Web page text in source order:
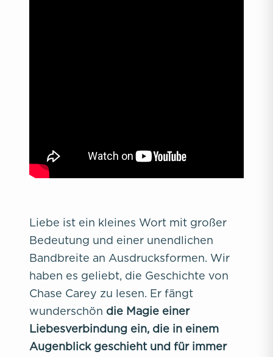
Liebe ist ein kleines Wort mit großer
Bedeutung und einer unendlichen
Bandbreite an Ausdrucksformen. Wir
haben es geliebt, die Geschichte von
Chase Carey zu lesen. Er fängt
wunderschön die Magie einer
Liebesverbindung ein, die in einem
Augenblick geschieht und für immer